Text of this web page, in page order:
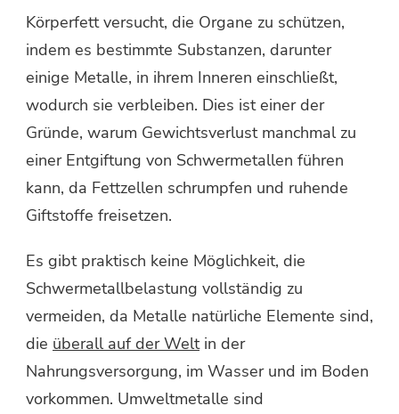
Körperfett versucht, die Organe zu schützen,
indem es bestimmte Substanzen, darunter
einige Metalle, in ihrem Inneren einschließt,
wodurch sie verbleiben. Dies ist einer der
Gründe, warum Gewichtsverlust manchmal zu
einer Entgiftung von Schwermetallen führen
kann, da Fettzellen schrumpfen und ruhende
Giftstoffe freisetzen.
Es gibt praktisch keine Möglichkeit, die
Schwermetallbelastung vollständig zu
vermeiden, da Metalle natürliche Elemente sind,
die überall auf der Weltin der
Nahrungsversorgung, im Wasser und im Boden
vorkommen. Umweltmetalle sind